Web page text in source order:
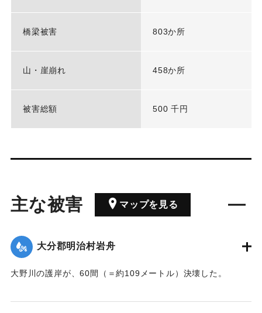
橋梁被害 803か所
山・崖崩れ 458か所
被害総額 500 千円
主な被害 マップを見る
大分郡明治村岩舟
大野川の護岸が、60間（＝約109メートル）決壊した。